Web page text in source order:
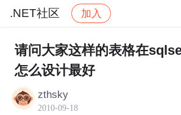
.NET社区 加入
社区 .NET社区 帖子详情
请问大家这样的表格在
怎么设计最好
zthsky
2010-09-18